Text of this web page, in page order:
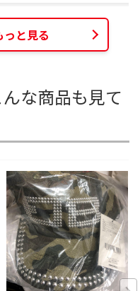
と見る
な商品も見て